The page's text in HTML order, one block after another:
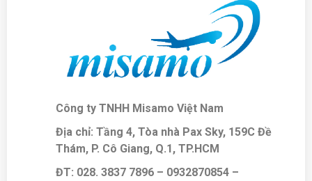
Công ty TNHH Misamo Việt Nam
Địa chỉ: Tầng 4, Tòa nhà Pax Sky, 159C Đề
Thám, P. Cô Giang, Q.1, TP.HCM
ĐT: 028. 3837 7896 – 0932870854 –